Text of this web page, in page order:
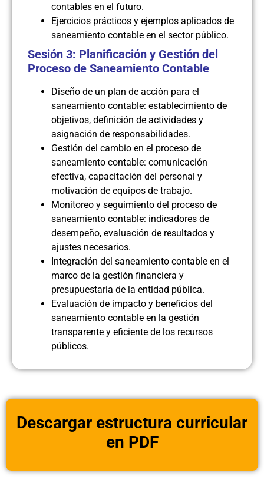
contables en el futuro.
Ejercicios prácticos y ejemplos aplicados de
saneamiento contable en el sector público.
Sesión 3: Planificación y Gestión del
Proceso de Saneamiento Contable
Diseño de un plan de acción para el
saneamiento contable: establecimiento de
objetivos, definición de actividades y
asignación de responsabilidades.
Gestión del cambio en el proceso de
saneamiento contable: comunicación
efectiva, capacitación del personal y
motivación de equipos de trabajo.
Monitoreo y seguimiento del proceso de
saneamiento contable: indicadores de
desempeño, evaluación de resultados y
ajustes necesarios.
Integración del saneamiento contable en el
marco de la gestión financiera y
presupuestaria de la entidad pública.
Evaluación de impacto y beneficios del
saneamiento contable en la gestión
transparente y eficiente de los recursos
públicos.
Descargar estructura curricular
en PDF